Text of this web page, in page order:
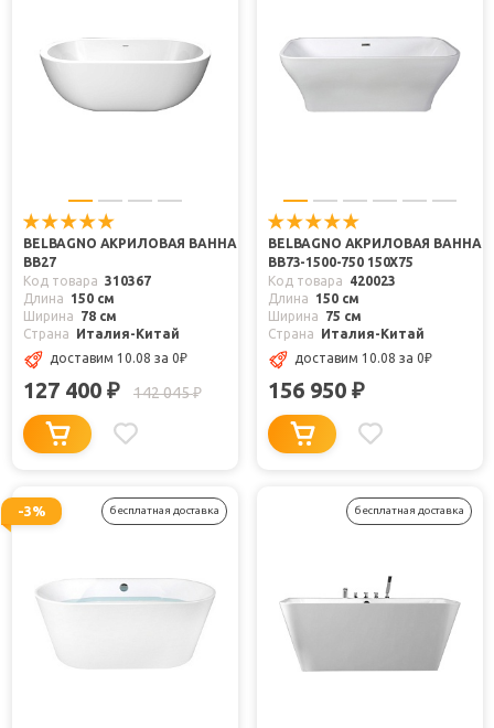
BELBAGNO АКРИЛОВАЯ ВАННА
BB27
Код товара 310367
Длина
150 см
Ширина
78 см
Страна
Италия-Китай
доставим 10.08 за 0₽
127 400 ₽ 142 045₽
BELBAGNO АКРИЛОВАЯ ВАННА
BB73-1500-750 150X75
Код товара
420023
Длина
150 см
Ширина
75 см
Страна
Италия-Китай
доставим 10.08 за 0₽
156 950 ₽
-3% бесплатная доставка бесплатная доставка